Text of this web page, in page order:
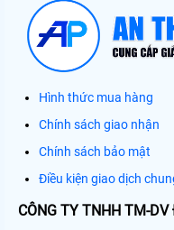
Hình thức mua hàng
Chính sách giao nhận
Chính sách bảo mật
Điều kiện giao dịch
CÔNG TY TNHH TM-